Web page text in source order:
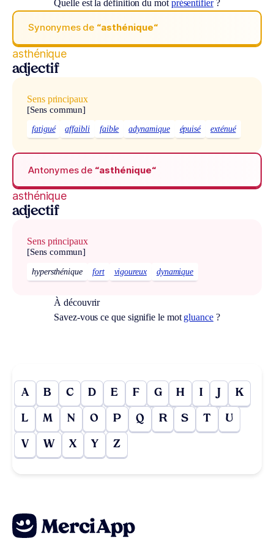
Quelle est la définition du mot présentifier?
Synonymes de “asthénique“
asthénique
adjectif
Sens principaux
[Sens commun]
fatigué affaibli faible adynamique épuisé exténué
Antonymes de “asthénique“
asthénique
adjectif
Sens principaux
[Sens commun]
hypersthénique fort vigoureux dynamique
À découvrir
Savez-vous ce que signifie le mot gluance?
A B C D E F G H I J K
L M N O P Q R S T U
V W X Y Z